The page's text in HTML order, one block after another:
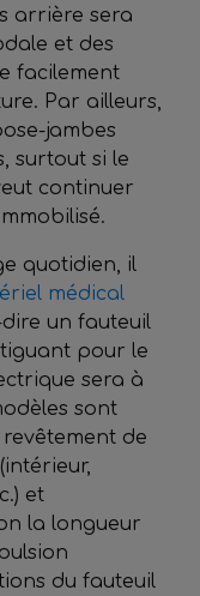
arrière sera
et des
facilement
Par ailleurs,
jambes
surtout si le
continuer
quotidien, il
médical
dire un fauteuil
pour le
sera à
sont
revêtement de
et
la longueur
du fauteuil